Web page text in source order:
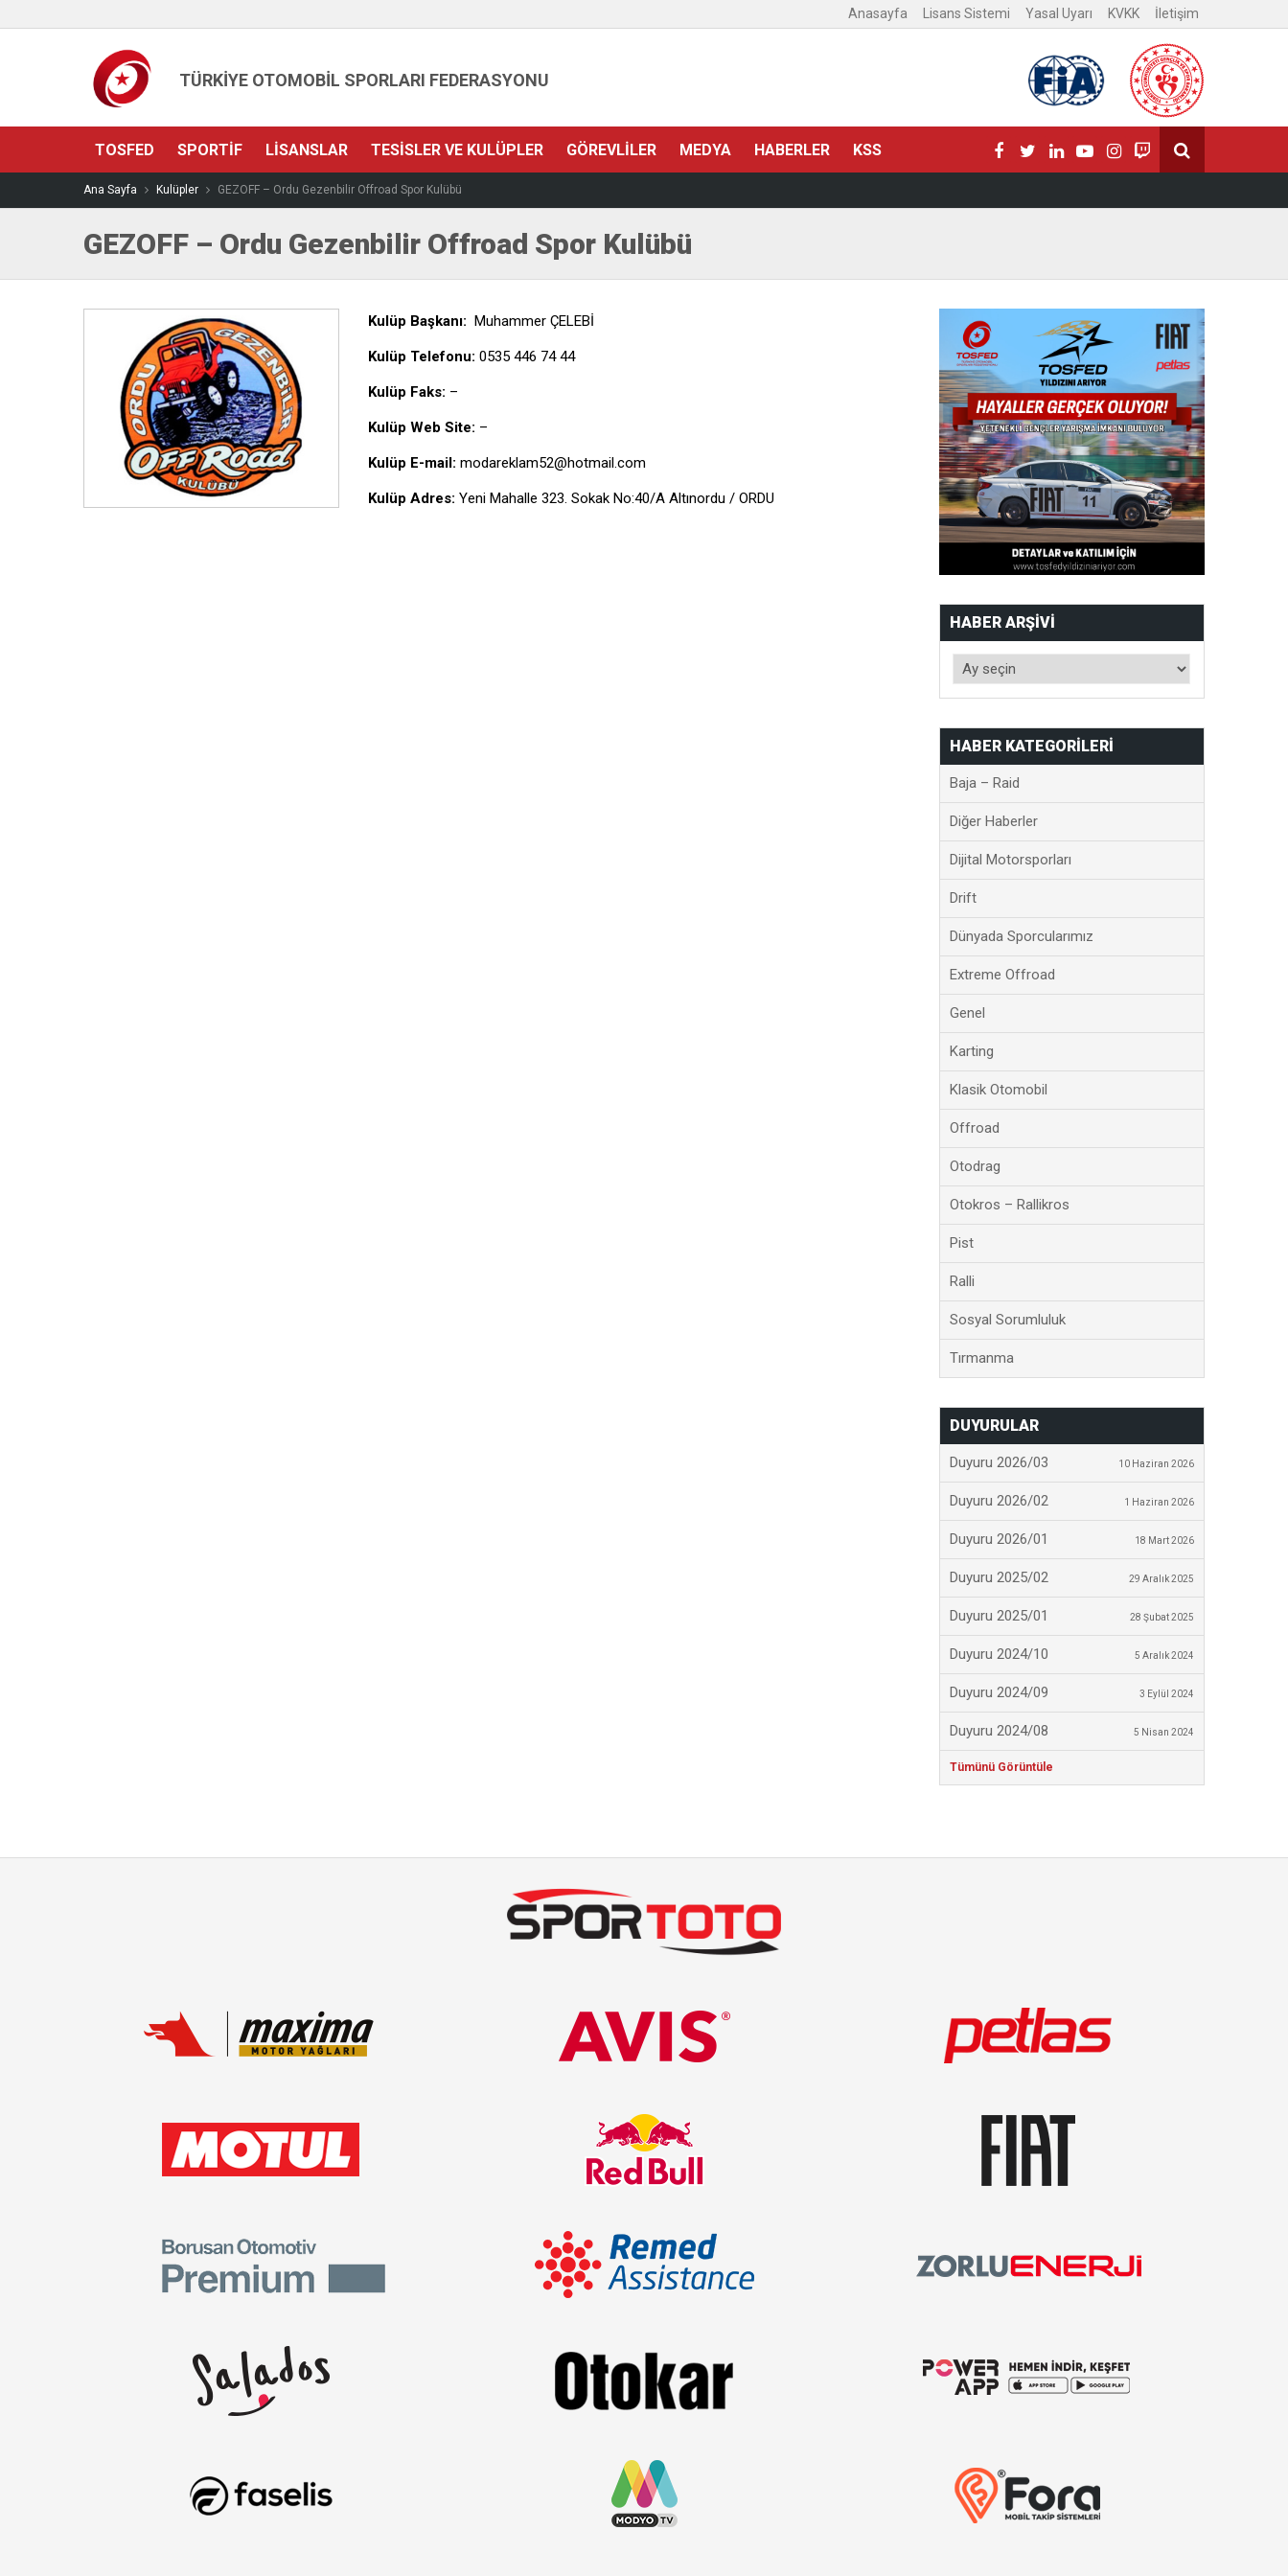
Anasayfa Lisans Sistemi Yasal Uyarı KVKK İletişim
TÜRKİYE OTOMOBİL SPORLARI FEDERASYONU
TOSFED SPORTIF LISANSLAR TESISLER VE KULÜPLER GÖREVLILER MEDYA HABERLER KSS
Ana Sayfa Kulüpler GEZOFF – Ordu Gezenbilir Offroad Spor Kulübü
GEZOFF – Ordu Gezenbilir Offroad Spor Kulübü
Kulüp Başkanı:Muhammer ÇELEBİ
Kulüp Telefonu:0535 446 74 44
Kulüp Faks: –
Kulüp Web Site: –
Kulüp E-mail:modareklam52@hotmail.com
Kulüp Adres:Yeni Mahalle 323. Sokak No:40/A Altınordu / ORDU
HABER ARŞIVI
HABER KATEGORILERI
Baja – Raid
Diğer Haberler
Dijital Motorsporları
Drift
Dünyada Sporcularımız
Extreme Offroad
Genel
Karting
Klasik Otomobil
Offroad
Otodrag
Otokros – Rallikros
Pist
Ralli
Sosyal Sorumluluk
Tırmanma
DUYURULAR
Duyuru 2026/03 10 Haziran 2026
Duyuru 2026/02 1 Haziran 2026
Duyuru 2026/01 18 Mart 2026
Duyuru 2025/02 29 Aralık 2025
Duyuru 2025/01 28 Şubat 2025
Duyuru 2024/10 5 Aralık 2024
Duyuru 2024/09 3 Eylül 2024
Duyuru 2024/08 5 Nisan 2024
Tümünü Görüntüle